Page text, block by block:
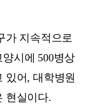
가 지속적으로
시에 500병상
있어, 대학병원
현실이다.